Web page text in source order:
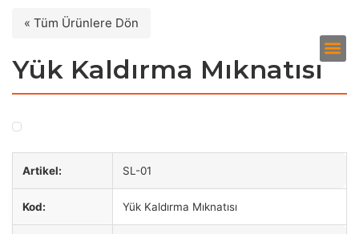
« Tüm Ürünlere Dön
Yük Kaldırma Mıknatısı
Artikel: SL-01
Kod: Yük Kaldırma Mıknatısı